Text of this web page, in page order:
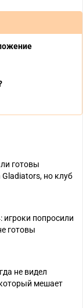
готовы
Gladiators, но клуб
игроки попросили
готовы
не видел
мешает